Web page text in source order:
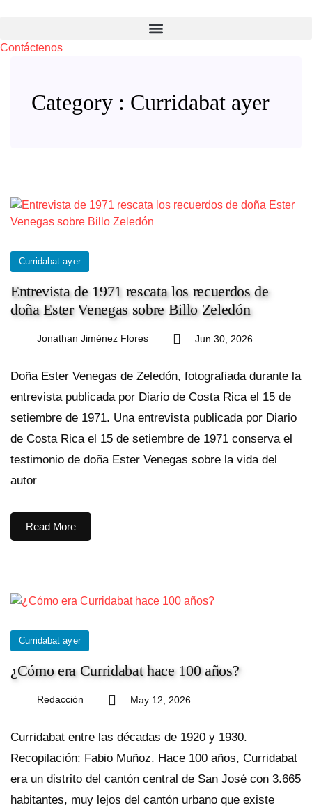
Contáctenos
Category : Curridabat ayer
Curridabat ayer
Entrevista de 1971 rescata los recuerdos de
doña Ester Venegas sobre Billo Zeledón
Jonathan Jiménez Flores Jun 30, 2026
Doña Ester Venegas de Zeledón, fotografiada durante la
entrevista publicada por Diario de Costa Rica el 15 de
setiembre de 1971. Una entrevista publicada por Diario
de Costa Rica el 15 de setiembre de 1971 conserva el
testimonio de doña Ester Venegas sobre la vida del
autor
Read More
Curridabat ayer
¿Cómo era Curridabat hace 100 años?
Redacción May 12, 2026
Curridabat entre las décadas de 1920 y 1930.
Recopilación: Fabio Muñoz. Hace 100 años, Curridabat
era un distrito del cantón central de San José con 3.665
habitantes, muy lejos del cantón urbano que existe